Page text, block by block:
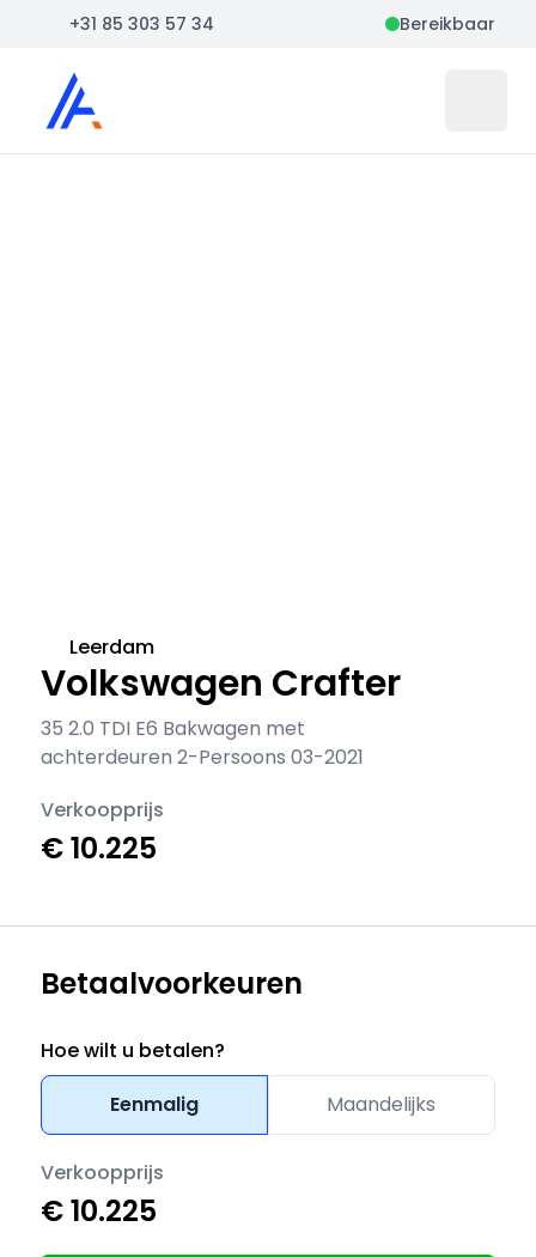
+31 85 303 57 34 Bereikbaar
Auto Atlas
Volkswagen Crafter
35 2.0 TDI E6 Bakwagen met
achterdeuren 2-Persoons 03-2021
Leerdam
Verkoopprijs
€ 10.225
Betaalvoorkeuren
Hoe wilt u betalen?
Eenmalig
Maandelijks
Verkoopprijs
€ 10.225